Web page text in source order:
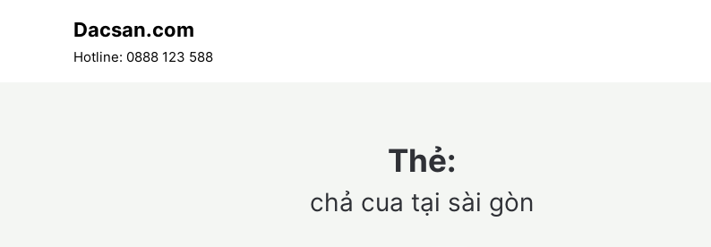
Dacsan.com
Hotline: 0888 123 588
Thẻ:
chả cua tại sài gòn